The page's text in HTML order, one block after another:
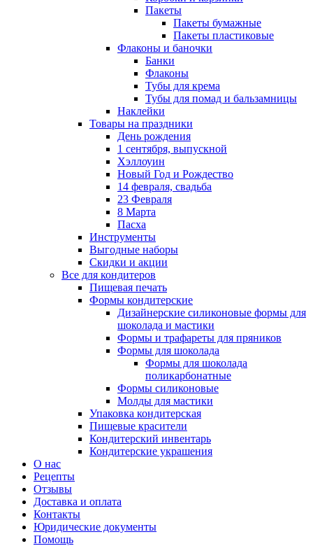
Пакеты
Пакеты бумажные
Пакеты пластиковые
Флаконы и баночки
Банки
Флаконы
Тубы для крема
Тубы для помад и бальзамницы
Наклейки
Товары на праздники
День рождения
1 сентября, выпускной
Хэллоуин
Новый Год и Рождество
14 февраля, свадьба
23 Февраля
8 Марта
Пасха
Инструменты
Выгодные наборы
Скидки и акции
Все для кондитеров
Пищевая печать
Формы кондитерские
Дизайнерские силиконовые формы для
шоколада и мастики
Формы и трафареты для пряников
Формы для шоколада
Формы для шоколада
поликарбонатные
Формы силиконовые
Молды для мастики
Упаковка кондитерская
Пищевые красители
Кондитерский инвентарь
Кондитерские украшения
О нас
Рецепты
Отзывы
Доставка и оплата
Контакты
Юридические документы
Помощь